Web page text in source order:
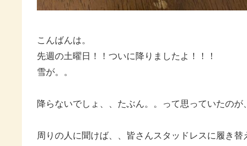
こんばんは。
先週の土曜日！！ついに降りましたよ！！！
雪が。。
降らないでしょ、、たぶん。。って思っていたのが
周りの人に聞けば、、皆さんスタッドレスに履き